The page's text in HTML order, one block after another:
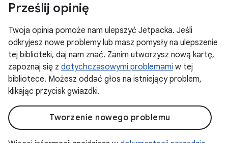
Prześlij opinię
Twoja opinia pomoże nam ulepszyć Jetpacka. Jeśli
odkryjesz nowe problemy lub masz pomysły na ulepszenie
tej biblioteki, daj nam znać. Zanim utworzysz nową kartę,
zapoznaj się z dotychczasowymi problemami w tej
bibliotece. Możesz oddać głos na istniejący problem,
klikając przycisk gwiazdki.
Tworzenie nowego problemu